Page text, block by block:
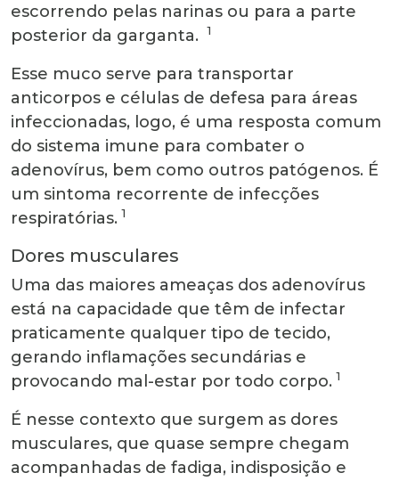
escorrendo pelas narinas ou para a parte
posterior da garganta.
1
Esse muco serve para transportar
anticorpos e células de defesa para áreas
infeccionadas, logo, é uma resposta comum
do sistema imune para combater o
adenovírus, bem como outros patógenos. É
um sintoma recorrente de infecções
respiratórias. 1
Dores musculares
Uma das maiores ameaças dos adenovírus
está na capacidade que têm de infectar
praticamente qualquer tipo de tecido,
gerando inflamações secundárias e
provocando mal-estar por todo corpo. 1
É nesse contexto que surgem as dores
musculares, que quase sempre chegam
acompanhadas de fadiga, indisposição e